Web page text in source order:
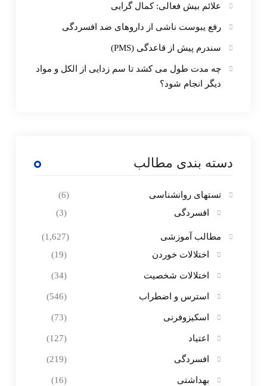
علائم بیش فعالی: کمال گرایی
رفع یبوست ناشی از داروهای ضد افسردگی
سندرم پیش از قاعدگی (PMS)
چه مدت طول می کشد تا سم زدایی از الکل و مواد
دیگر انجام شود؟
دسته بندی مطالب
تستهای روانشناسی
(6)
افسردگی
(3)
مطالب آموزشی
(1,627)
اختلالات خوردن
(19)
اختلالات شخصیت (34)
استرس و اضطراب (546)
اسکیزوفرنی (73)
اعتیاد (127)
افسردگی (219)
بهداشتی (16)